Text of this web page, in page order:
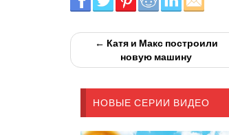
← Катя и Макс построили
новую машину
НОВЫЕ СЕРИИ ВИДЕО